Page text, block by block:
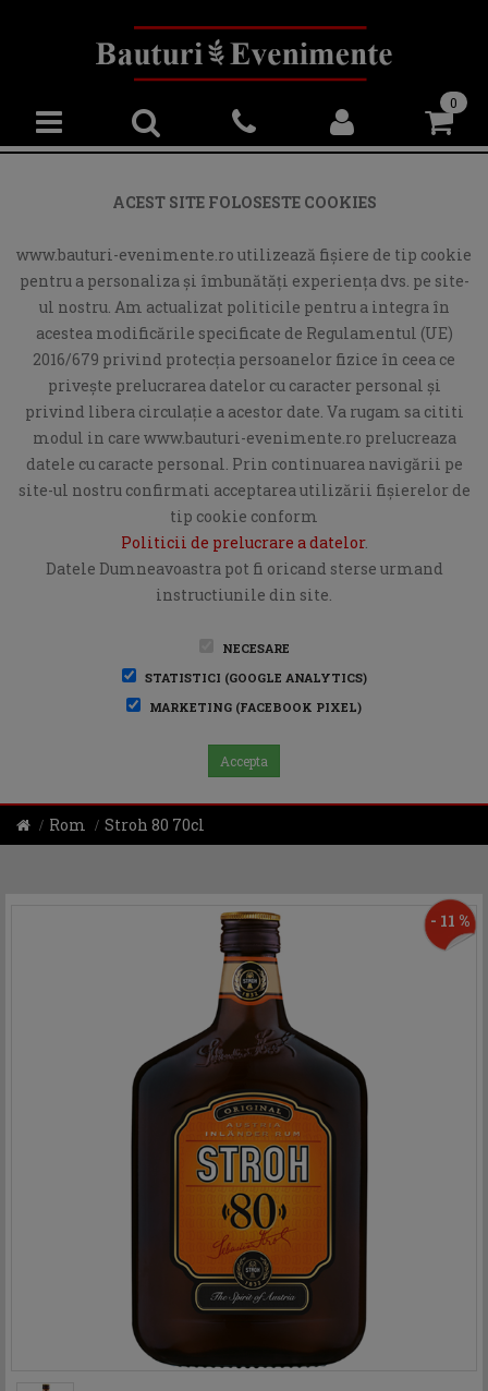
0
ACEST SITE FOLOSESTE COOKIES
www.bauturi-evenimente.ro utilizează fişiere de tip cookie
pentru a personaliza și îmbunătăți experiența dvs. pe site-
ul nostru. Am actualizat politicile pentru a integra în
acestea modificările specificate de Regulamentul (UE)
2016/679 privind protecția persoanelor fizice în ceea ce
privește prelucrarea datelor cu caracter personal și
privind libera circulație a acestor date. Va rugam sa cititi
modul in care www.bauturi-evenimente.ro prelucreaza
datele cu caracte personal. Prin continuarea navigării pe
site-ul nostru confirmati acceptarea utilizării fişierelor de
tip cookie conform
Politicii de prelucrare a datelor.
Datele Dumneavoastra pot fi oricand sterse urmand
instructiunile din site.
NECESARE
STATISTICI (GOOGLE ANALYTICS)
MARKETING (FACEBOOK PIXEL)
Accepta
Rom Stroh 80 70cl
- 11 %